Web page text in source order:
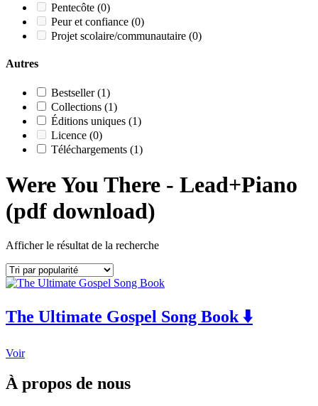
Pentecôte (0)
Peur et confiance (0)
Projet scolaire/communautaire (0)
Autres
Bestseller(1)
Collections (1)
Éditions uniques (1)
Licence (0)
Téléchargements (1)
Were You There - Lead+Piano
(pdf download)
Afficher le résultat de la recherche
The Ultimate Gospel Song Book ⬇️
VoirThis
multiple
À propos de nous